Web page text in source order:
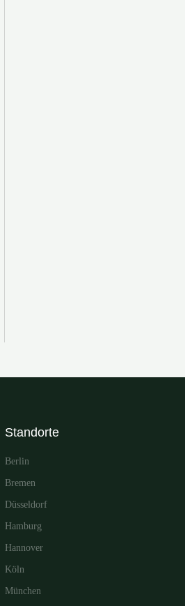
Standorte
Berlin
Bremen
Düsseldorf
Hamburg
Hannover
Köln
München